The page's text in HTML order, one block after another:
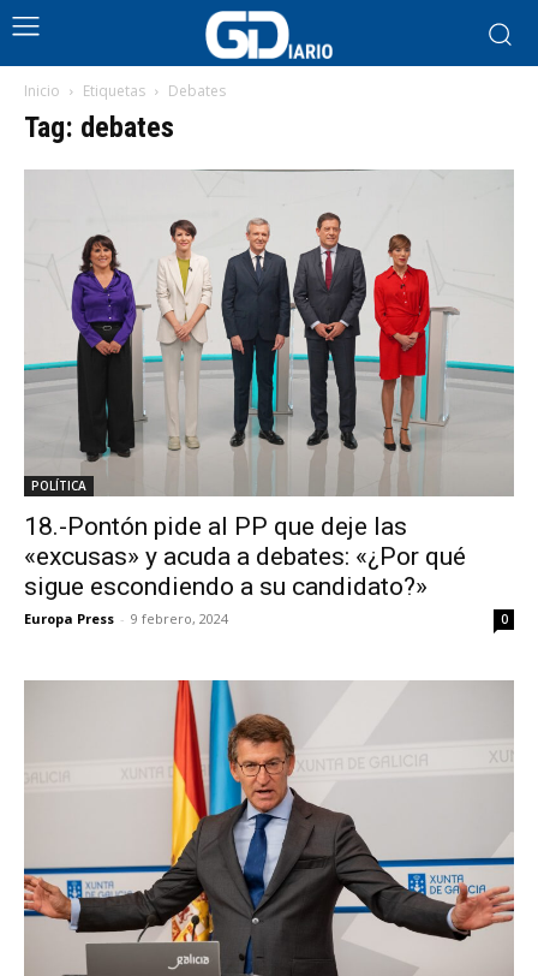
Inicio Etiquetas Debates
Tag: debates
POLÍTICA
18.-Pontón pide al PP que deje las
«excusas» y acuda a debates: «¿Por qué
sigue escondiendo a su candidato?»
Europa Press - 9 febrero, 2024 0